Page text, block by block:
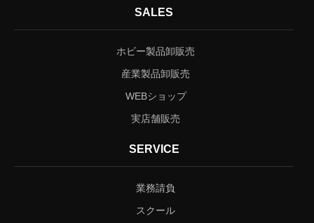
SALES
ホビー製品卸販売
産業製品卸販売
WEBショップ
実店舗販売
SERVICE
業務請負
スクール